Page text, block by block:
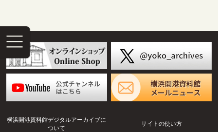
横浜開港資料館デジタルアーカイブに
ついて
サイトの使い方